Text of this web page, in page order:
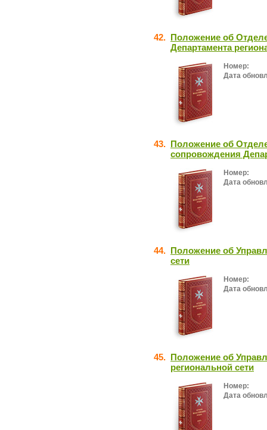
42. Положение об
Департамента
Номер:
Дата
43. Положение об
сопровождения
Номер:
Дата
44. Положение об
сети
Номер:
Дата
45. Положение об
региональной сети
Номер:
Дата